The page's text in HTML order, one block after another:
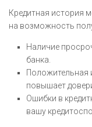
Кредитная история
на возможность
Наличие
банка.
Положительная
повышает
Ошибки в
вашу